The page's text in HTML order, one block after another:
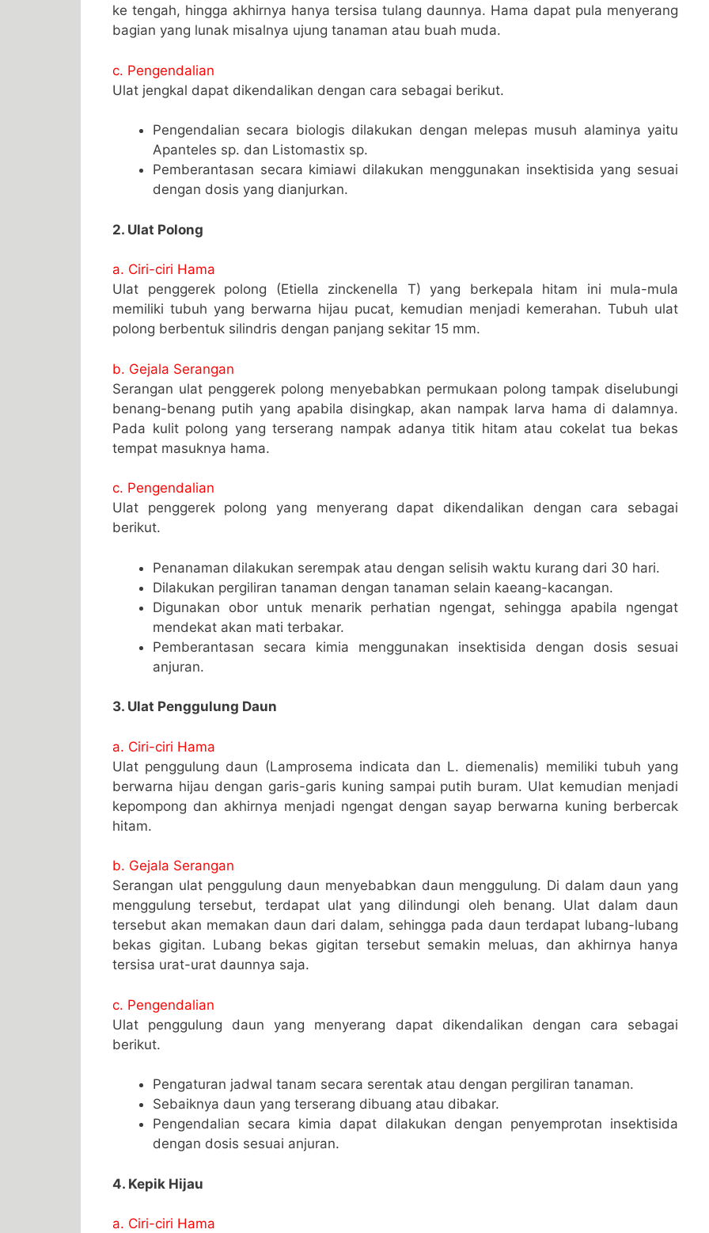
ke tengah, hingga akhirnya hanya tersisa tulang daunnya. Hama dapat pula menyerang
bagian yang lunak misalnya ujung tanaman atau buah muda.
c. Pengendalian
Ulat jengkal dapat dikendalikan dengan cara sebagai berikut.
Pengendalian secara biologis dilakukan dengan melepas musuh alaminya yaitu
Apanteles sp. dan Listomastix sp.
Pemberantasan secara kimiawi dilakukan menggunakan insektisida yang sesuai
dengan dosis yang dianjurkan.
2. Ulat Polong
a. Ciri-ciri Hama
Ulat penggerek polong (Etiella zinckenella T) yang berkepala hitam ini mula-mula
memiliki tubuh yang berwarna hijau pucat, kemudian menjadi kemerahan. Tubuh ulat
polong berbentuk silindris dengan panjang sekitar 15 mm.
b. Gejala Serangan
Serangan ulat penggerek polong menyebabkan permukaan polong tampak diselubungi
benang-benang putih yang apabila disingkap, akan nampak larva hama di dalamnya.
Pada kulit polong yang terserang nampak adanya titik hitam atau cokelat tua bekas
tempat masuknya hama.
c. Pengendalian
Ulat penggerek polong yang menyerang dapat dikendalikan dengan cara sebagai
berikut.
Penanaman dilakukan serempak atau dengan selisih waktu kurang dari 30 hari.
Dilakukan pergiliran tanaman dengan tanaman selain kaeang-kacangan.
Digunakan obor untuk menarik perhatian ngengat, sehingga apabila ngengat
mendekat akan mati terbakar.
Pemberantasan secara kimia menggunakan insektisida dengan dosis sesuai
anjuran.
3. Ulat Penggulung Daun
a. Ciri-ciri Hama
Ulat penggulung daun (Lamprosema indicata dan L. diemenalis) memiliki tubuh yang
berwarna hijau dengan garis-garis kuning sampai putih buram. Ulat kemudian menjadi
kepompong dan akhirnya menjadi ngengat dengan sayap berwarna kuning berbercak
hitam.
b. Gejala Serangan
Serangan ulat penggulung daun menyebabkan daun menggulung. Di dalam daun yang
menggulung tersebut, terdapat ulat yang dilindungi oleh benang. Ulat dalam daun
tersebut akan memakan daun dari dalam, sehingga pada daun terdapat lubang-lubang
bekas gigitan. Lubang bekas gigitan tersebut semakin meluas, dan akhirnya hanya
tersisa urat-urat daunnya saja.
c. Pengendalian
Ulat penggulung daun yang menyerang dapat dikendalikan dengan cara sebagai
berikut.
Pengaturan jadwal tanam secara serentak atau dengan pergiliran tanaman.
Sebaiknya daun yang terserang dibuang atau dibakar.
Pengendalian secara kimia dapat dilakukan dengan penyemprotan insektisida
dengan dosis sesuai anjuran.
4. Kepik Hijau
a. Ciri-ciri Hama